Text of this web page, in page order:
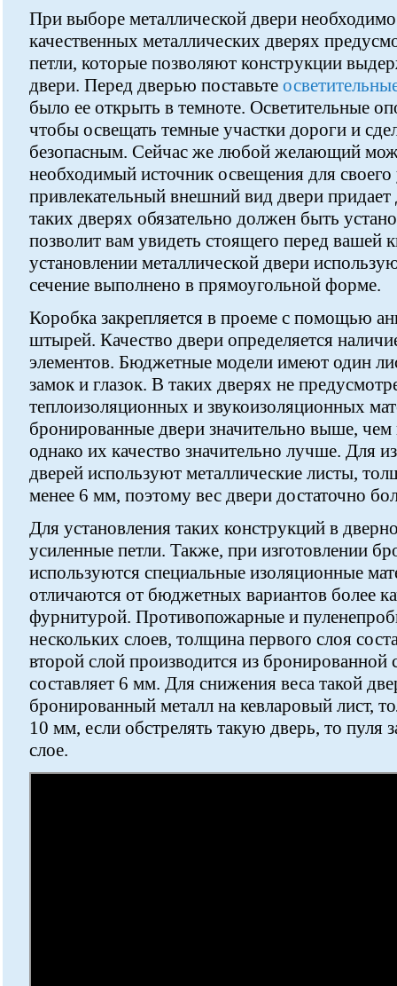
При выборе металлической двери
качественных металлических дверях
петли, которые позволяют конструкции
двери. Перед дверью поставьте
было ее открыть в темноте. Осветительные
чтобы освещать темные участки дороги и
безопасным. Сейчас же любой желающий
необходимый источник освещения для своего
привлекательный внешний вид двери придает
таких дверях обязательно должен быть
позволит вам увидеть стоящего перед вашей
установлении металлической двери
сечение выполнено в прямоугольной форме.
Коробка закрепляется в проеме с помощью
штырей. Качество двери определяется
элементов. Бюджетные модели имеют один
замок и глазок. В таких дверях не
теплоизоляционных и звукоизоляционных
бронированные двери значительно выше,
однако их качество значительно лучше. Для
дверей используют металлические листы,
менее 6 мм, поэтому вес двери достаточно
Для установления таких конструкций в
усиленные петли. Также, при изготовлении
используются специальные изоляционные
отличаются от бюджетных вариантов более
фурнитурой. Противопожарные и
нескольких слоев, толщина первого слоя
второй слой производится из бронированной
составляет 6 мм. Для снижения веса такой
бронированный металл на кевларовый лист,
10 мм, если обстрелять такую дверь, то пуля
слое.